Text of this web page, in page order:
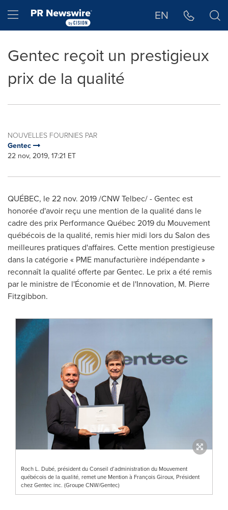
Hamburger menu EN
Gentec reçoit un prestigieux
prix de la qualité
NOUVELLES FOURNIES PAR
Gentec
22 nov, 2019, 17:21 ET
QUÉBEC, le 22 nov. 2019 /CNW Telbec/ - Gentec est
honorée d'avoir reçu une mention de la qualité dans le
cadre des prix Performance Québec 2019 du Mouvement
québécois de la qualité, remis hier midi lors du Salon des
meilleures pratiques d'affaires. Cette mention prestigieuse
dans la catégorie « PME manufacturière indépendante »
reconnaît la qualité offerte par Gentec. Le prix a été remis
par le ministre de l'Économie et de l'Innovation, M. Pierre
Fitzgibbon.
Roch L. Dubé, président du Conseil d’administration du Mouvement
québécois de la qualité, remet une Mention à François Giroux, Président
chez Gentec inc. (Groupe CNW/Gentec)